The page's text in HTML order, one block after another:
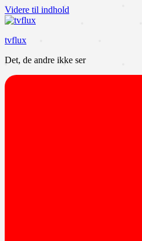
Videre til indhold
tvflux
Det, de andre ikke ser